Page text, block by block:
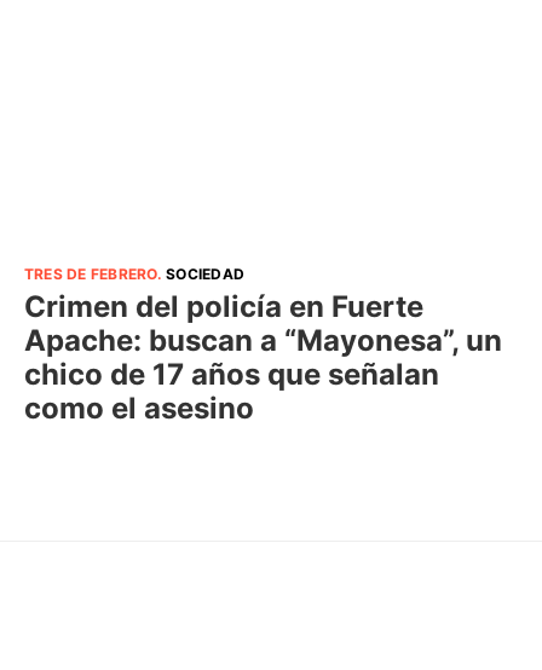
TRES DE FEBRERO.SOCIEDAD
Crimen del policía en Fuerte
Apache: buscan a “Mayonesa”, un
chico de 17 años que señalan
como el asesino